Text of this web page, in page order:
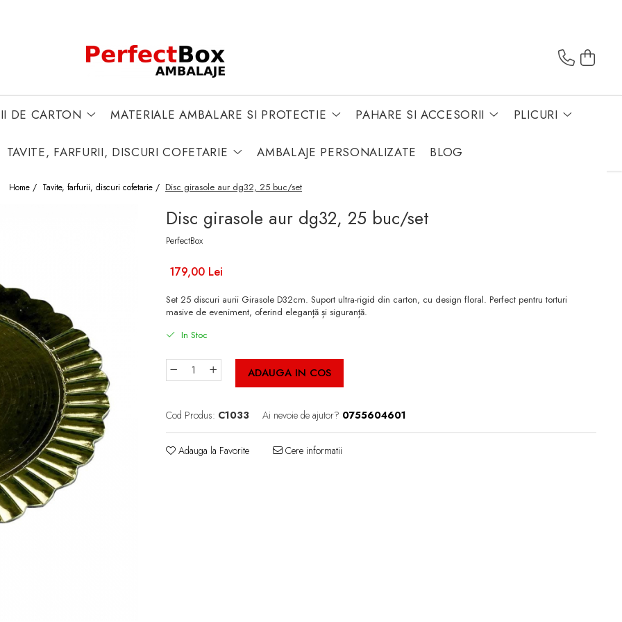
DE CARTON MATERIALE AMBALARE SI PROTECTIE PAHARE SI ACCESORII PLICURI
TAVITE, FARFURII, DISCURI COFETARIE AMBALAJE PERSONALIZATE BLOG
Home / Tavite, farfurii, discuri cofetarie / Disc girasole aur dg32, 25 buc/set
Disc girasole aur dg32, 25 buc/set
PerfectBox
179,00 Lei
Set 25 discuri aurii Girasole D32cm. Suport ultra-rigid din carton, cu design floral. Perfect pentru torturi
masive de eveniment, oferind eleganță și siguranță.
In Stoc
ADAUGA IN COS
Cod Produs: C1033 Ai nevoie de ajutor? 0755604601
Adauga la Favorite Cere informatii